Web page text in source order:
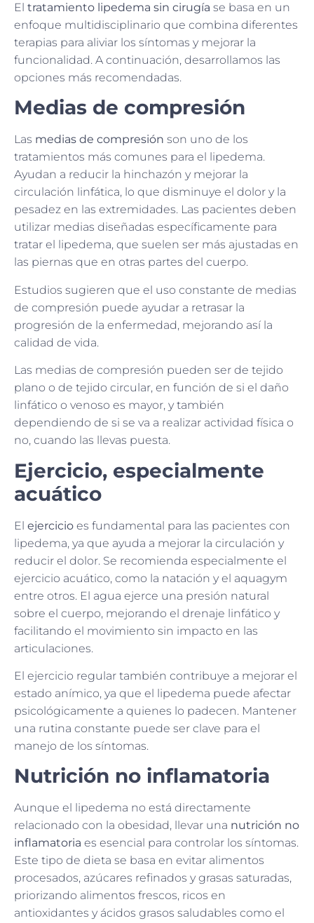
El tratamiento lipedema sin cirugía se basa en un
enfoque multidisciplinario que combina diferentes
terapias para aliviar los síntomas y mejorar la
funcionalidad. A continuación, desarrollamos las
opciones más recomendadas.
Medias de compresión
Las medias de compresión son uno de los
tratamientos más comunes para el lipedema.
Ayudan a reducir la hinchazón y mejorar la
circulación linfática, lo que disminuye el dolor y la
pesadez en las extremidades. Las pacientes deben
utilizar medias diseñadas específicamente para
tratar el lipedema, que suelen ser más ajustadas en
las piernas que en otras partes del cuerpo.
Estudios sugieren que el uso constante de medias
de compresión puede ayudar a retrasar la
progresión de la enfermedad, mejorando así la
calidad de vida.
Las medias de compresión pueden ser de tejido
plano o de tejido circular, en función de si el daño
linfático o venoso es mayor, y también
dependiendo de si se va a realizar actividad física o
no, cuando las llevas puesta.
Ejercicio, especialmente
acuático
El ejercicio es fundamental para las pacientes con
lipedema, ya que ayuda a mejorar la circulación y
reducir el dolor. Se recomienda especialmente el
ejercicio acuático, como la natación y el aquagym
entre otros. El agua ejerce una presión natural
sobre el cuerpo, mejorando el drenaje linfático y
facilitando el movimiento sin impacto en las
articulaciones.
El ejercicio regular también contribuye a mejorar el
estado anímico, ya que el lipedema puede afectar
psicológicamente a quienes lo padecen. Mantener
una rutina constante puede ser clave para el
manejo de los síntomas.
Nutrición no inflamatoria
Aunque el lipedema no está directamente
relacionado con la obesidad, llevar una nutrición no
inflamatoria es esencial para controlar los síntomas.
Este tipo de dieta se basa en evitar alimentos
procesados, azúcares refinados y grasas saturadas,
priorizando alimentos frescos, ricos en
antioxidantes y ácidos grasos saludables como el